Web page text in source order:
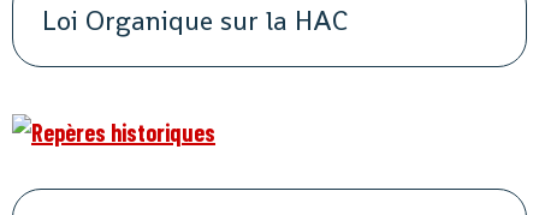
Loi Organique sur la HAC